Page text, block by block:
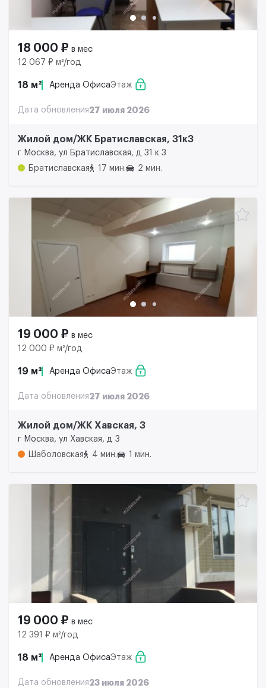
18 000 ₽ в мес
12 067 ₽ м²/год
18 м² Аренда ОфисаЭтаж
Дата обновления27 июля 2026
Жилой дом/ЖК Братиславская, 31к3
г Москва, ул Братиславская, д 31 к 3
Братиславская
17 мин. 2 мин.
19 000 ₽ в мес
12 000 ₽ м²/год
19 м² Аренда ОфисаЭтаж
Дата обновления27 июля 2026
Жилой дом/ЖК Хавская, 3
г Москва, ул Хавская, д 3
Шаболовская
4 мин. 1 мин.
19 000 ₽ в мес
12 391 ₽ м²/год
18 м² Аренда ОфисаЭтаж
Дата обновления23 июля 2026